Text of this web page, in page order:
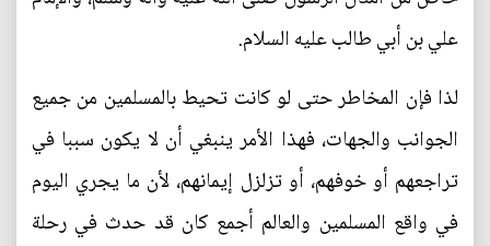
علي بن أبي طالب عليه السلام.
لذا فإن المخاطر حتى لو كانت تحيط بالمسلمين من جميع
الجوانب والجهات، فهذا الأمر ينبغي أن لا يكون سببا في
تراجعهم أو خوفهم، أو تزلزل إيمانهم، لأن ما يجري اليوم
في واقع المسلمين والعالم أجمع كان قد حدث في رحلة